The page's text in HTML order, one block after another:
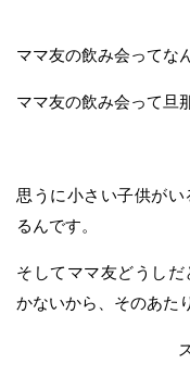
ママ友の飲み会ってな
ママ友の飲み会って旦
思うに小さい子供が
るんです。
そしてママ友どうし
かないから、そのあた